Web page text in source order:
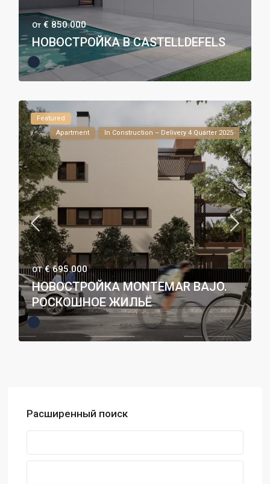
От € 850.000
НОВОСТРОЙКА В CASTELLDEFELS
Featured
Apartment
In Construction – Delivery 4 Quarter 2025
ОТ€ 695.000
НОВОСТРОЙКА MONTEMAR BAJO.
РОСКОШНОЕ ЖИЛЬЁ
Расширенный поиск